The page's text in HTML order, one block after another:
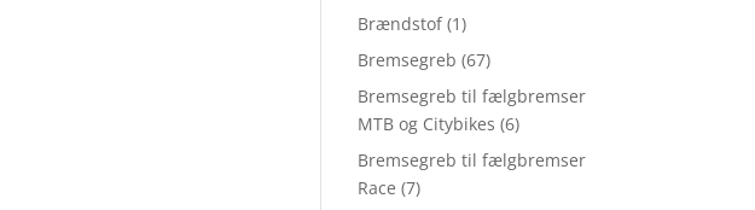
Brændstof (1)
Bremsegreb (67)
Bremsegreb til fælgbremser
MTB og Citybikes (6)
Bremsegreb til fælgbremser
Race (7)